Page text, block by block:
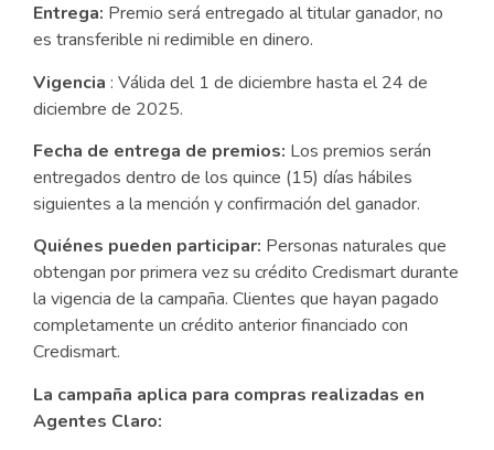
Entrega: Premio será entregado al titular ganador, no
es transferible ni redimible en dinero.
Vigencia : Válida del 1 de diciembre hasta el 24 de
diciembre de 2025.
Fecha de entrega de premios: Los premios serán
entregados dentro de los quince (15) días hábiles
siguientes a la mención y confirmación del ganador.
Quiénes pueden participar: Personas naturales que
obtengan por primera vez su crédito Credismart durante
la vigencia de la campaña. Clientes que hayan pagado
completamente un crédito anterior financiado con
Credismart.
La campaña aplica para compras realizadas en
Agentes Claro: